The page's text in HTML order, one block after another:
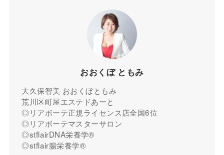
おおくぼ ともみ
大久保智美 おおくぼともみ
荒川区町屋エステドあーと
◎リアボーテ正規ライセンス店全国6位
◎リアボーテマスターサロン
◎stflairDNA栄養学®︎
◎stflair腸栄養学®︎